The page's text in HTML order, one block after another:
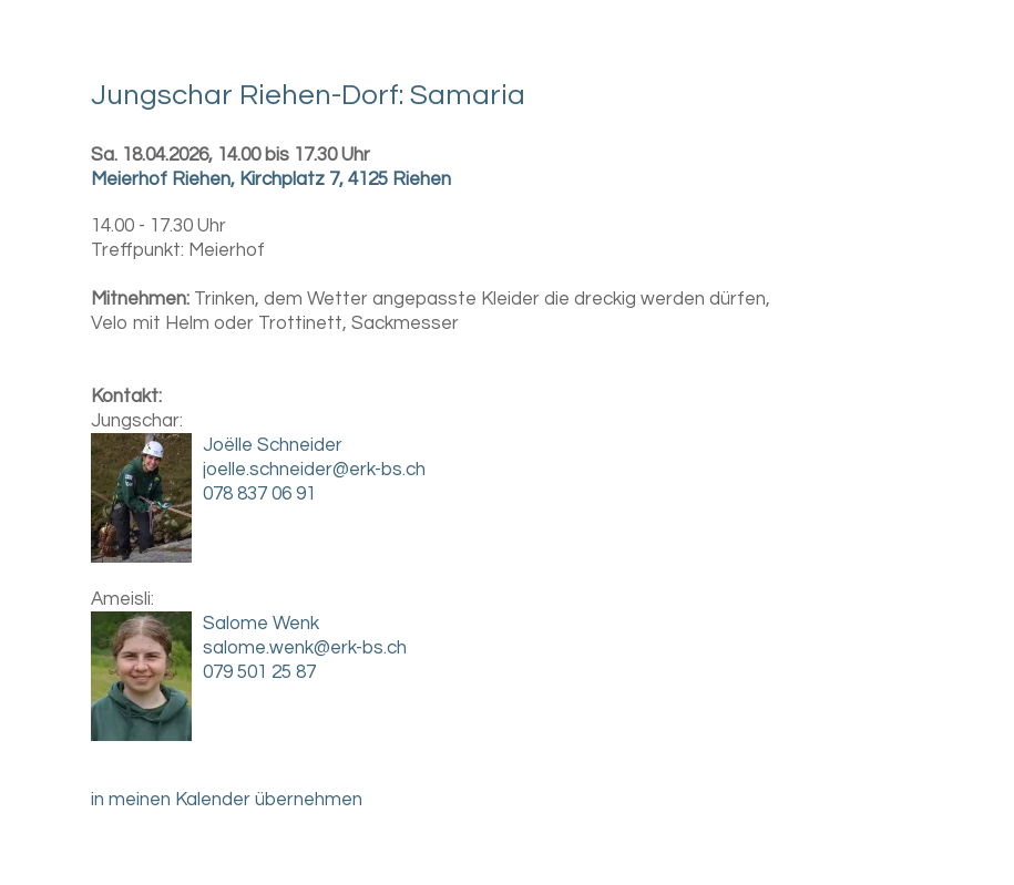
Jungschar Riehen-Dorf: Samaria
Sa. 18.04.2026, 14.00 bis 17.30 Uhr
Meierhof Riehen, Kirchplatz 7, 4125 Riehen
14.00 - 17.30 Uhr
Treffpunkt: Meierhof
Mitnehmen: Trinken, dem Wetter angepasste Kleider die dreckig werden dürfen,
Velo mit Helm oder Trottinett, Sackmesser
Kontakt:
Jungschar:
Joëlle Schneider
joelle.schneider@erk-bs.ch
078 837 06 91
Ameisli:
Salome Wenk
salome.wenk@erk-bs.ch
079 501 25 87
in meinen Kalender übernehmen